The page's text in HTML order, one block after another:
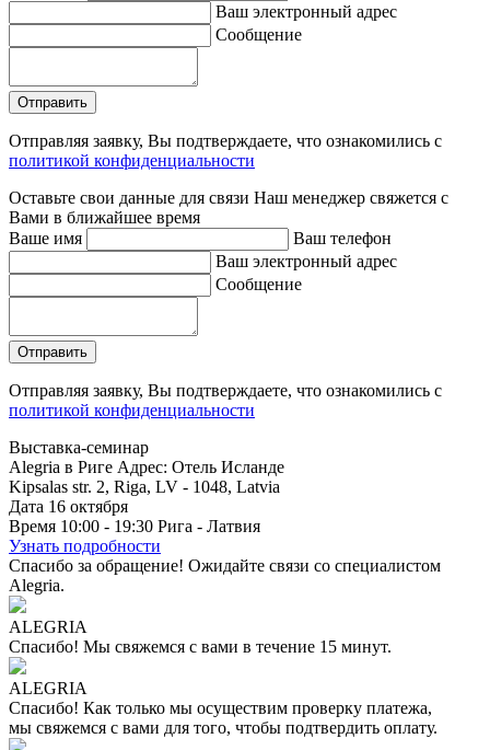
Ваш электронный адрес
Сообщение
Отправляя заявку, Вы подтверждаете, что ознакомились с
политикой конфиденциальности
Оставьте свои данные для связи Наш менеджер свяжется с
Вами в ближайшее время
Ваше имя
Ваш телефон
Ваш электронный адрес
Сообщение
Отправляя заявку, Вы подтверждаете, что ознакомились с
политикой конфиденциальности
Выставка-семинар
Alegria в Риге Адрес: Отель Исланде
Kipsalas str. 2, Riga, LV - 1048, Latvia
Дата 16 октября
Время 10:00 - 19:30 Рига - Латвия
Узнать подробности
Спасибо за обращение! Ожидайте связи со специалистом
Alegria.
ALEGRIA
Спасибо! Мы свяжемся с вами в течение 15 минут.
ALEGRIA
Спасибо! Как только мы осуществим проверку платежа,
мы свяжемся с вами для того, чтобы подтвердить оплату.